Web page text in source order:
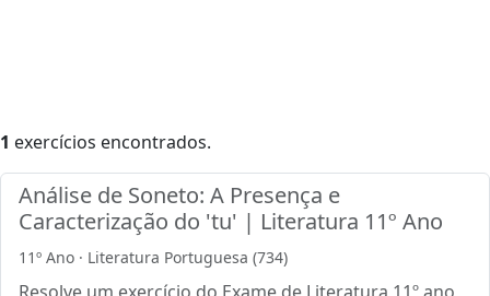
1 exercícios encontrados.
Análise de Soneto: A Presença e
Caracterização do 'tu' | Literatura 11º Ano
11º Ano · Literatura Portuguesa (734)